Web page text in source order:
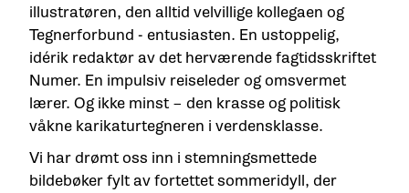
illustratøren, den alltid velvillige kollegaen og
Tegnerforbund - entusiasten. En ustoppelig,
idérik redaktør av det herværende fagtidsskriftet
Numer. En impulsiv reiseleder og omsvermet
lærer. Og ikke minst – den krasse og politisk
våkne karikaturtegneren i verdensklasse.
Vi har drømt oss inn i stemningsmettede
bildebøker fylt av fortettet sommeridyll, der